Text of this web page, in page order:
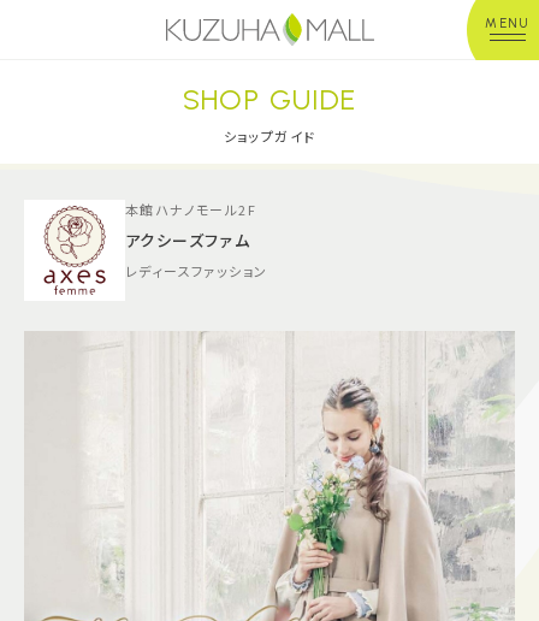
MENU
年中無休平 日：10:00~20:00
※店舗により異なる
ショップガイド
グルメ＆フード
キッズ＆ベビー
施設案内
SHOP GUIDE
ショップガイド
本館ハナノモール2F
アクシーズファム
レディースファッション